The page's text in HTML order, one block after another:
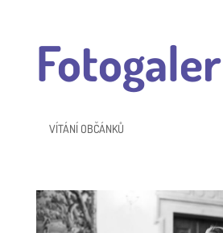
VÍTÁNÍ OBČÁNKŮ